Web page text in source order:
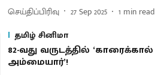
செய்திப்பிரிவு 27 Sep 2025 1 min read
தமிழ் சினிமா
82-வது வருடத்தில் ‘காரைக்கால்
அம்மையார்’!